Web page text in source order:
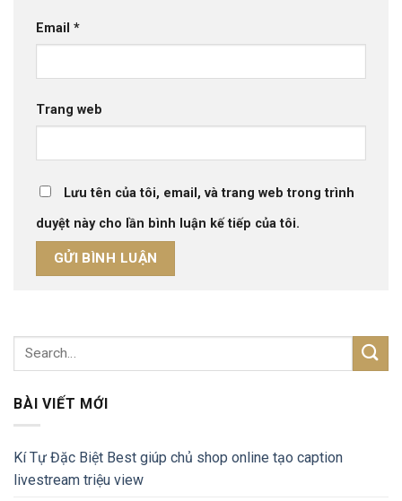
Email *
Trang web
Lưu tên của tôi, email, và trang web trong trình
duyệt này cho lần bình luận kế tiếp của tôi.
BÀI VIẾT MỚI
Kí Tự Đặc Biệt Best giúp chủ shop online tạo caption
livestream triệu view